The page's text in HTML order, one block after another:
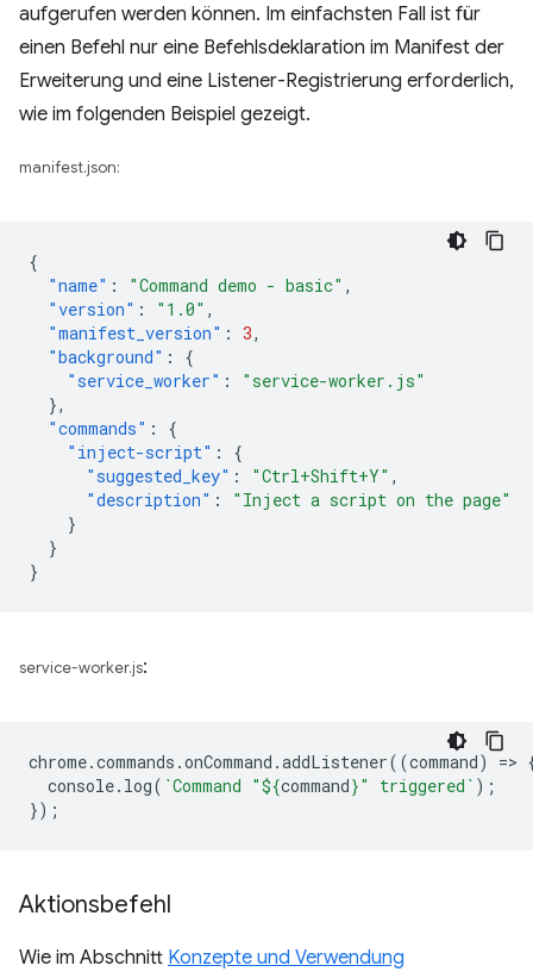
aufgerufen werden können. Im einfachsten Fall ist für
einen Befehl nur eine Befehlsdeklaration im Manifest der
Erweiterung und eine Listener-Registrierung erforderlich,
wie im folgenden Beispiel gezeigt.
manifest.json:
{
"name" : "Command demo - basic" ,
"version" : "1.0" ,
"manifest_version" : 3,
"background" :
{
"service_worker" :
"service-worker.js"
},
"commands" :
{
"inject-script" :
{
"suggested_key" : "Ctrl+Shift+Y" ,
"description" :
"Inject a script on the page"
}
}
}
service-worker.js:
chrome.commands .onCommand .addListener((command) =>
console. log( `Command "${command}" triggered` );
});
Aktionsbefehl
Wie im Abschnitt Konzepte und Verwendung